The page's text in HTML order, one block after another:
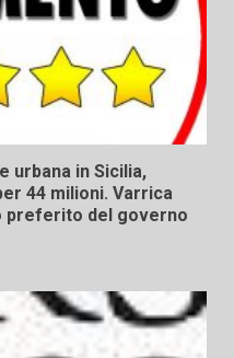
urbana in Sicilia,
44 milioni. Varrica
preferito del governo